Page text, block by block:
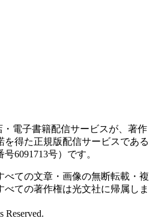
電子書籍配信サービスが、著作
得た正規版配信サービスである
6091713号）です。
ての文章・画像の無断転載・複
ての著作権は光文社に帰属しま
Reserved.